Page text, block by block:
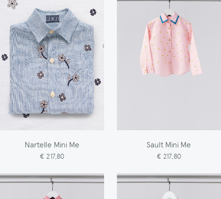
Nartelle Mini Me
€ 217,80
Sault Mini Me
€ 217,80